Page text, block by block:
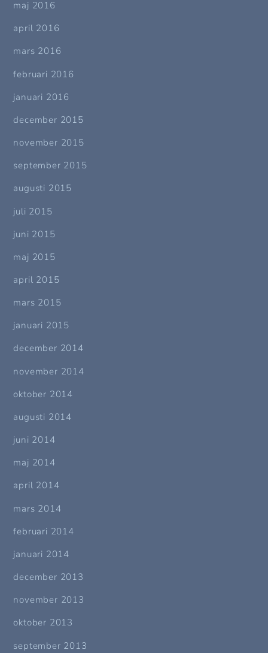
maj 2016
april 2016
mars 2016
februari 2016
januari 2016
december 2015
november 2015
september 2015
augusti 2015
juli 2015
juni 2015
maj 2015
april 2015
mars 2015
januari 2015
december 2014
november 2014
oktober 2014
augusti 2014
juni 2014
maj 2014
april 2014
mars 2014
februari 2014
januari 2014
december 2013
november 2013
oktober 2013
september 2013